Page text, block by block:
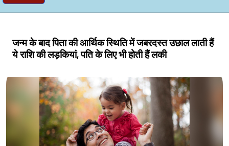
जन्म के बाद पिता की आर्थिक स्थिति में जबरदस्त उछाल लाती हैं
ये राशि की लड़कियां, पति के लिए भी होती हैं लकी